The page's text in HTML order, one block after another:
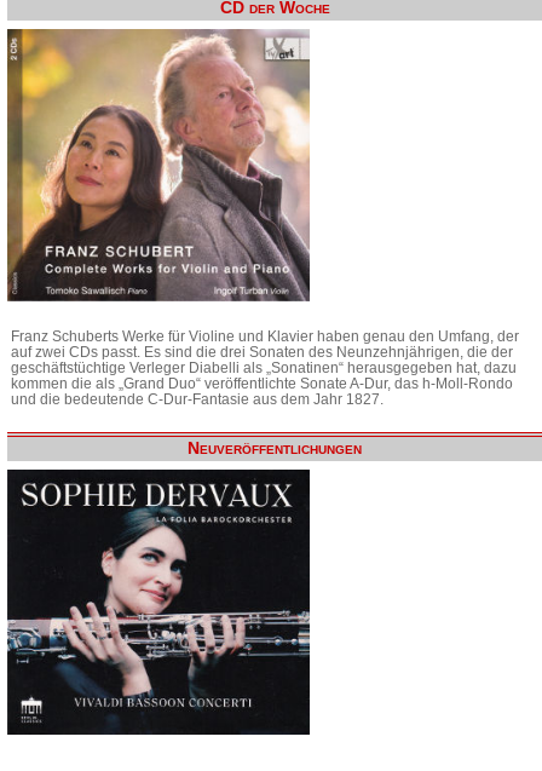
CD der Woche
Franz Schuberts Werke für Violine und Klavier haben genau den Umfang, der
auf zwei CDs passt. Es sind die drei Sonaten des Neunzehnjährigen, die der
geschäftstüchtige Verleger Diabelli als „Sonatinen“ herausgegeben hat, dazu
kommen die als „Grand Duo“ veröffentlichte Sonate A-Dur, das h-Moll-Rondo
und die bedeutende C-Dur-Fantasie aus dem Jahr 1827.
Neuveröffentlichungen